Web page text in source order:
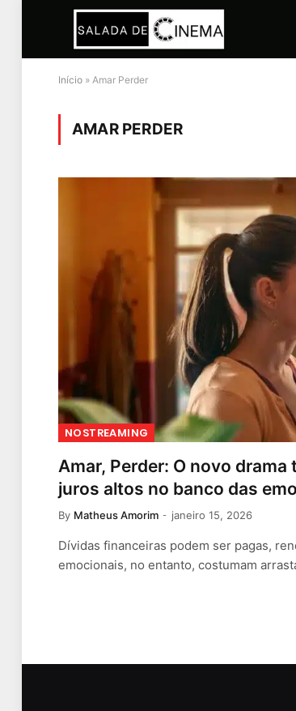
Início » Amar Perder
AMAR PERDER
NOSTREAMING
Amar, Perder: O novo
juros altos no banco das
By Matheus Amorim janeiro 15, 2026
Dívidas financeiras podem ser pagas,
emocionais, no entanto, costumam